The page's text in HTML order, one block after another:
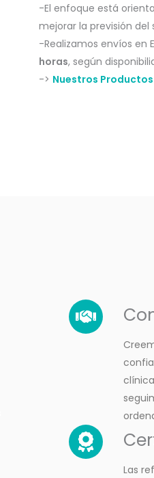
-El enfoque está
mejorar la previsión del
-Realizamos envíos en
horas, según
-> Nuestros
Las